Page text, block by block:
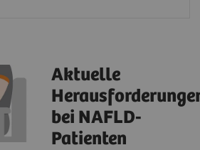
Aktuelle
bei NAFLD-
Patienten